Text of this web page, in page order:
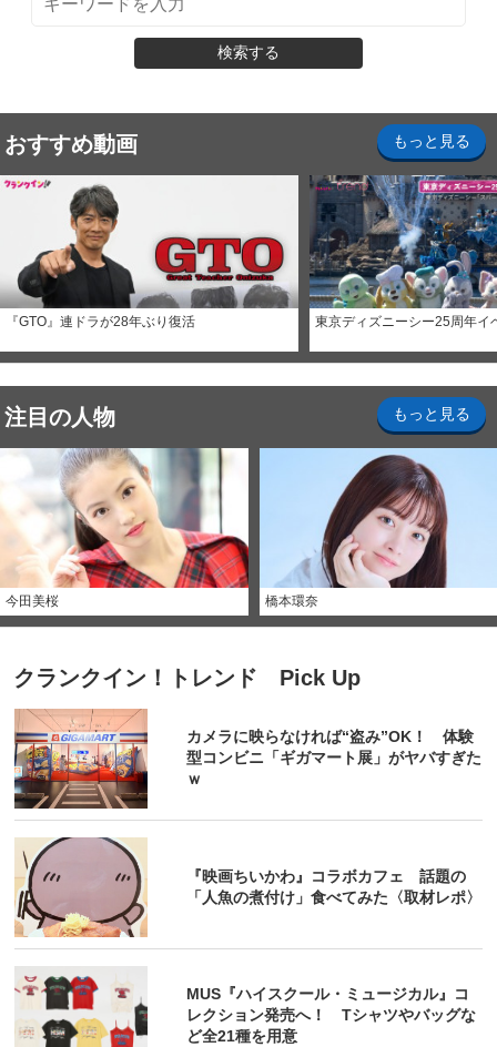
検索する
おすすめ動画 もっと見る
『GTO』連ドラが28年ぶり復活 東京ディズニーシー25周年イ
注目の人物 もっと見る
今田美桜 橋本環奈
クランクイン！トレンド Pick Up
カメラに映らなければ“盗み”OK！ 体験
型コンビニ「ギガマート展」がヤバすぎた
ｗ
『映画ちいかわ』コラボカフェ 話題の
「人魚の煮付け」食べてみた〈取材レポ〉
MUS『ハイスクール・ミュージカル』コ
レクション発売へ！ Tシャツやバッグな
ど全21種を用意